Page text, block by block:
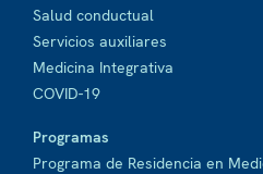
Salud conductual
Servicios auxiliares
Medicina Integrativa
COVID-19
Programas
Programa de Residencia en